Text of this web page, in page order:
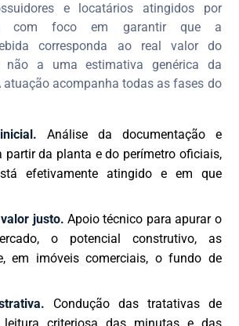
e locatários atingidos por
com foco em garantir que a
corresponda ao real valor do
a uma estimativa genérica da
acompanha todas as fases do
Análise da documentação e
partir da planta e do perímetro oficiais,
efetivamente atingido e em que
justo. Apoio técnico para apurar o
o potencial construtivo, as
em imóveis comerciais, o fundo de
Condução das tratativas de